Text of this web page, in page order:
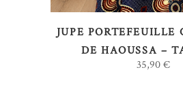
JUPE PORTEFEUILLE
DE HAOUSSA –
35,90€